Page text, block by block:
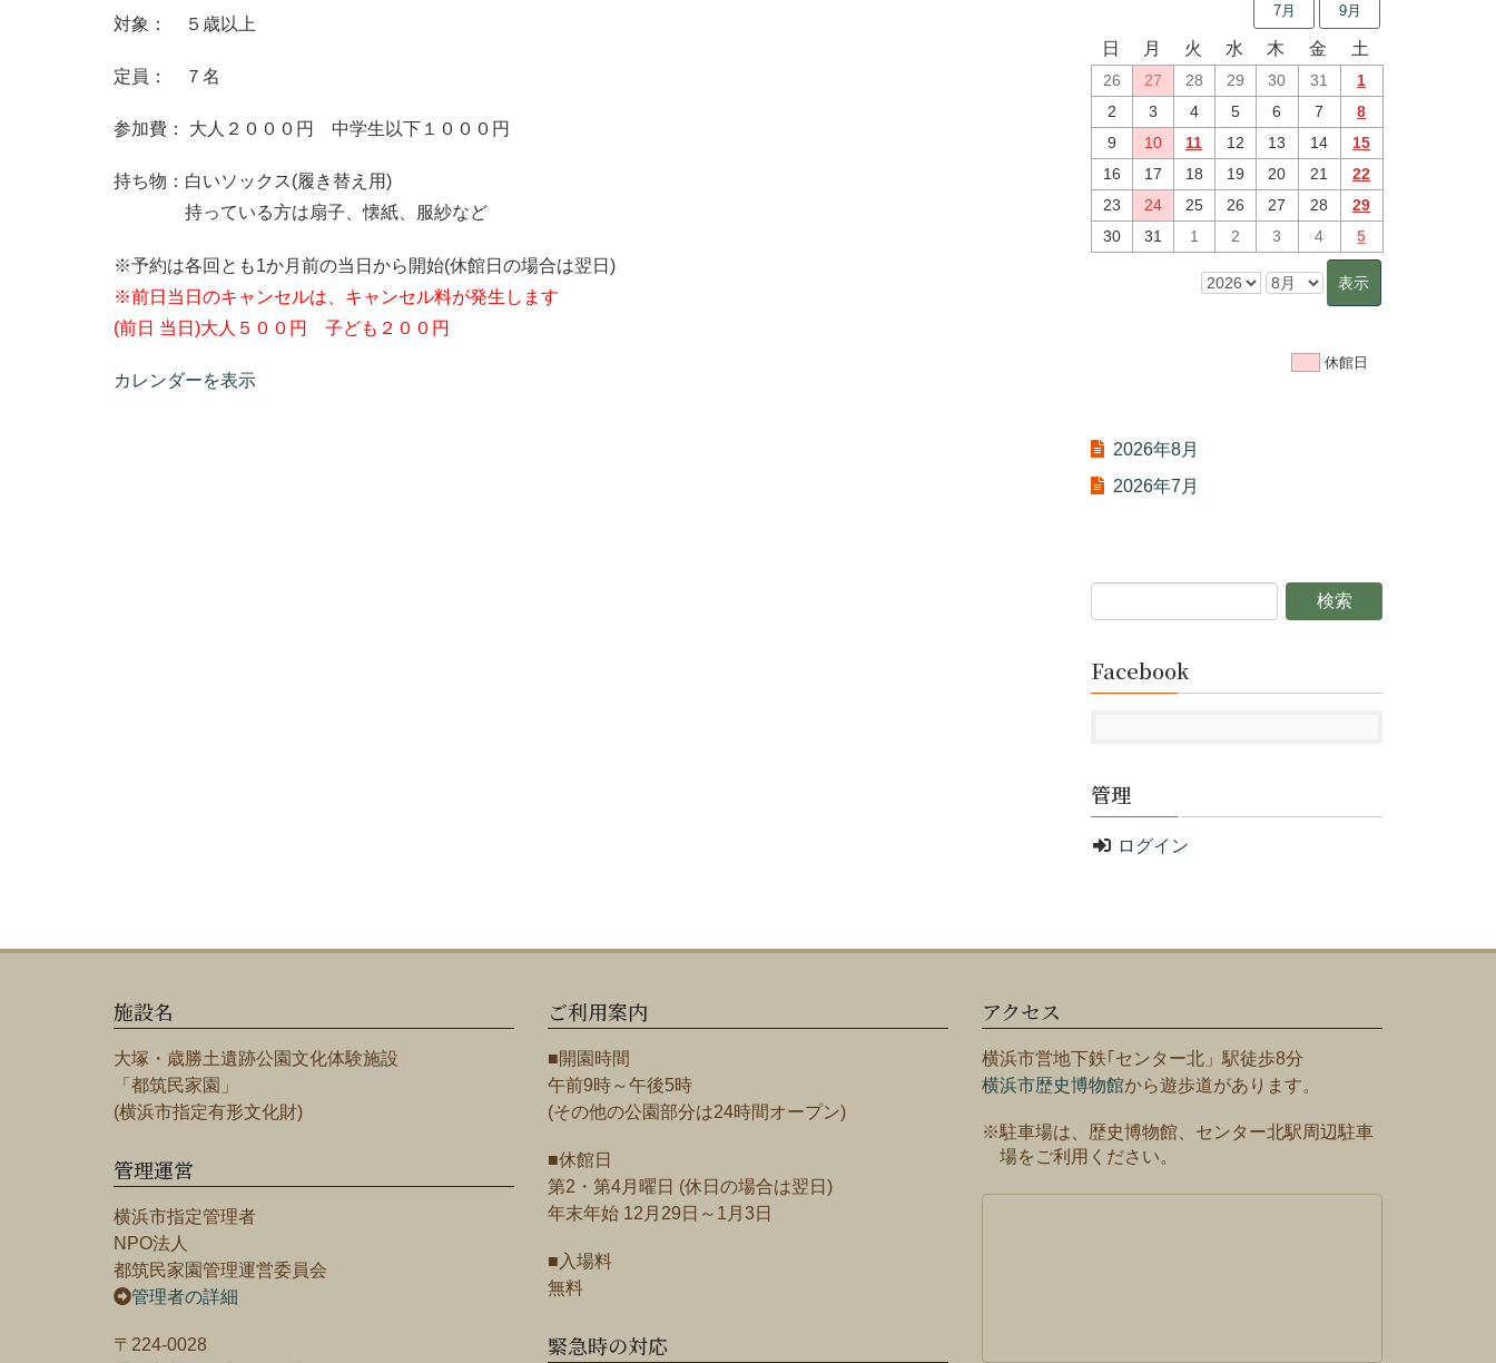
対象： ５歳以上
定員： ７名
参加費： 大人２０００円 中学生以下１０００円
持ち物：白いソックス(履き替え用)
持っている方は扇子、懐紙、服紗など
※予約は各回とも1か月前の当日から開始(休館日の場合は翌日)
※前日当日のキャンセルは、キャンセル料が発生します
(前日 当日)大人５００円 子ども２００円
カレンダーを表示
7月 9月
日 月 火 水 木 金 土
26 27 28 29 30 31
1
2
3 4 5 6 7
8
9
10 11 12 13 14
15
16
17 18 19 20 21
22
23
24 25 26 27 28
29
30
31 1 2 3 4 5
休館日
2026年8月
2026年7月
Facebook
管理
ログイン
施設名
大塚・歳勝土遺跡公園文化体験施設
「都筑民家園」
(横浜市指定有形文化財)
管理運営
横浜市指定管理者
NPO法人
都筑民家園管理運営委員会
管理者の詳細
〒224-0028
ご利用案内
■開園時間
午前9時～午後5時
(その他の公園部分は24時間オープン)
■休館日
第2・第4月曜日 (休日の場合は翌日)
年末年始 12月29日～1月3日
■入場料
無料
緊急時の対応
アクセス
横浜市営地下鉄｢センター北」駅徒歩8分
横浜市歴史博物館から遊歩道があります。
※駐車場は、歴史博物館、センター北駅周辺駐車
場をご利用ください。